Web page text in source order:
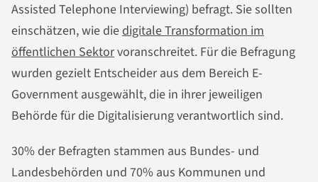
Assisted Telephone Interviewing) befragt. Sie sollten
einschätzen, wie diedigitale Transformation im
öffentlichen Sektorvoranschreitet. Für die Befragung
wurden gezielt Entscheider aus dem Bereich E-
Government ausgewählt, die in ihrer jeweiligen
Behörde für die Digitalisierung verantwortlich sind.
30% der Befragten stammen aus Bundes- und
Landesbehörden und 70% aus Kommunen und